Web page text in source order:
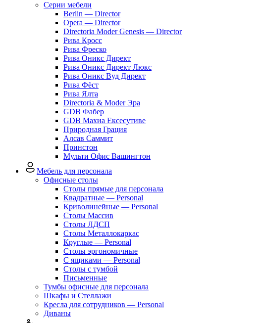
Серии мебели
Berlin — Director
Opera — Director
Directoria Moder Genesis — Director
Рива Кросс
Рива Фреско
Рива Оникс Директ
Рива Оникс Директ Люкс
Рива Оникс Вуд Директ
Рива Фёст
Рива Ялта
Directoria & Moder Эра
GDB Фабер
GDB Махиа Ексесутиве
Природная Грация
Алсав Саммит
Принстон
Мульти Офис Вашингтон
Мебель для персонала
Офисные столы
Столы прямые для персонала
Квадратные — Personal
Криволинейные — Personal
Столы Массив
Столы ЛДСП
Столы Металлокаркас
Круглые — Personal
Столы эргономичные
С ящиками — Personal
Столы с тумбой
Письменные
Тумбы офисные для персонала
Шкафы и Стеллажи
Кресла для сотрудников — Personal
Диваны